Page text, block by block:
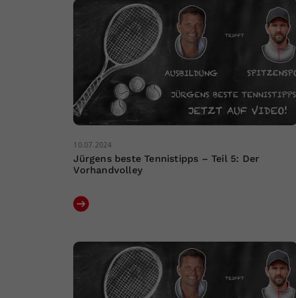
10.07.2024
Jürgens beste Tennistipps – Teil 5: Der
Vorhandvolley